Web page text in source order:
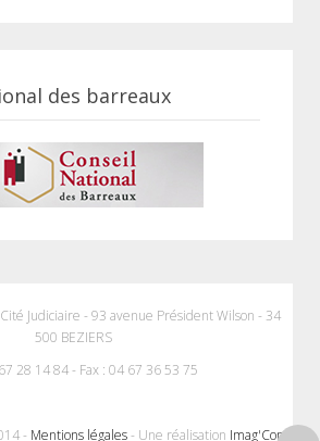
des barreaux
Judiciaire - 93 avenue Président Wilson - 34
500 BEZIERS
28 14 84 - Fax : 04 67 36 53 75
- Mentions légales- Une réalisation Imag'Com